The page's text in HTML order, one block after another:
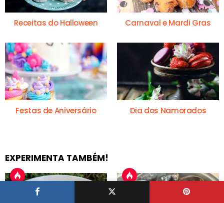
Receitas do Halloween Carnaval e Mardi Gras
Festas de Aniversário Dia dos Namorados
EXPERIMENTA TAMBÉM!